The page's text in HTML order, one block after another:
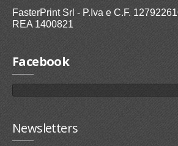
FasterPrint Srl - P.Iva e C.F.
REA 1400821
Facebook
Newsletters